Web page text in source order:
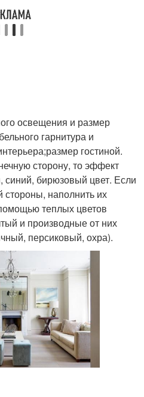
освещения и размер
гарнитура и
гостиной.
сторону, то эффект
синий, бирюзовый цвет. Если
стороны, наполнить их
теплых цветов
и производные от них
персиковый, охра).